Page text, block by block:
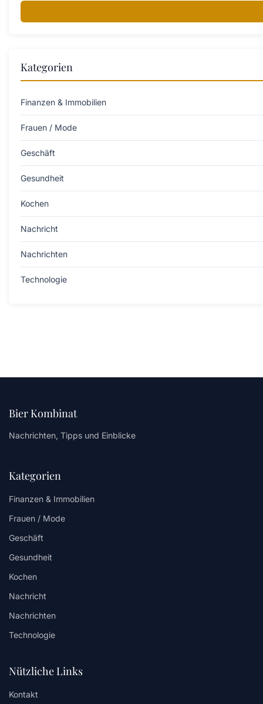
Kategorien
Finanzen & Immobilien
Frauen / Mode
Geschäft
Gesundheit
Kochen
Nachricht
Nachrichten
Technologie
Bier Kombinat
Nachrichten, Tipps und Einblicke
Kategorien
Finanzen & Immobilien
Frauen / Mode
Geschäft
Gesundheit
Kochen
Nachricht
Nachrichten
Technologie
Nützliche Links
Kontakt